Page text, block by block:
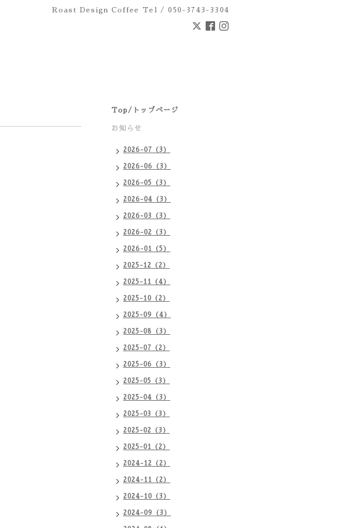
Roast Design Coffee Tel / 050-3743-3304
Top/トップページ
お知らせ
2026-07（3）
2026-06（3）
2026-05（3）
2026-04（3）
2026-03（3）
2026-02（3）
2026-01（5）
2025-12（2）
2025-11（4）
2025-10（2）
2025-09（4）
2025-08（3）
2025-07（2）
2025-06（3）
2025-05（3）
2025-04（3）
2025-03（3）
2025-02（3）
2025-01（2）
2024-12（2）
2024-11（2）
2024-10（3）
2024-09（3）